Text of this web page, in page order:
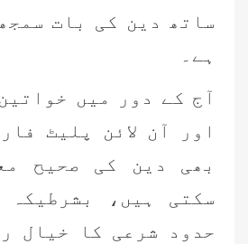
ساتھ دین کی بات
ہے۔
آج کے دور میں
اور آن لائن پلیٹ
بھی دین کی صحیح
سکتی ہیں،
حدود شرعی کا خیال